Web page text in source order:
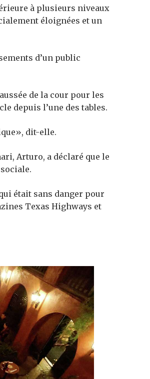
à plusieurs niveaux
éloignées et un
d’un public
de la cour pour les
depuis l’une des tables.
dit-elle.
Arturo, a déclaré que le
était sans danger pour
Texas Highways et